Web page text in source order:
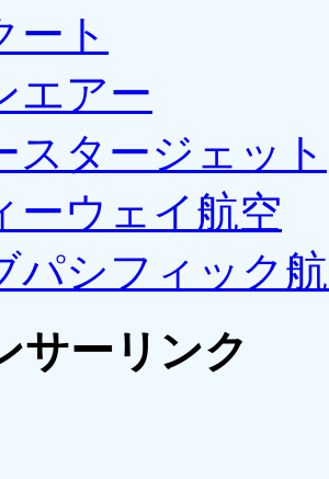
ート
エアー
スタージェット
ーウェイ航空
パシフィック
サーリンク